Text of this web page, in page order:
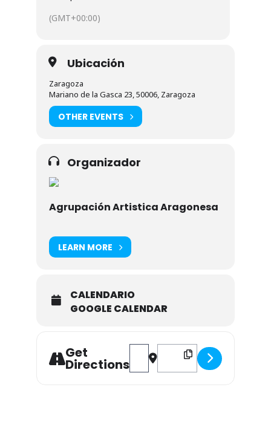
(GMT+00:00)
Ubicación
Zaragoza
Mariano de la Gasca 23, 50006, Zaragoza
OTHER EVENTS
Organizador
Agrupación Artistica Aragonesa
LEARN MORE
CALENDARIO
GOOGLE CALENDAR
Get
Directions
Address - EXPOSICIÓN
Destination Address -